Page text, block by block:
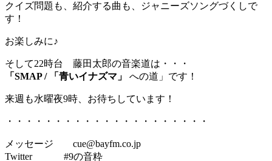
クイズ問題も、紹介する曲も、ジャニーズソングづくしで
す！
お楽しみに♪
そして22時台 藤田太郎の音楽道は・・・
「SMAP / 「青いイナズマ」
への道」です！
来週も水曜夜9時、お待ちしています！
・・・・・・・・・・・・・・・・・・・・・
メッセージ cue@bayfm.co.jp
Twitter #9の音粋